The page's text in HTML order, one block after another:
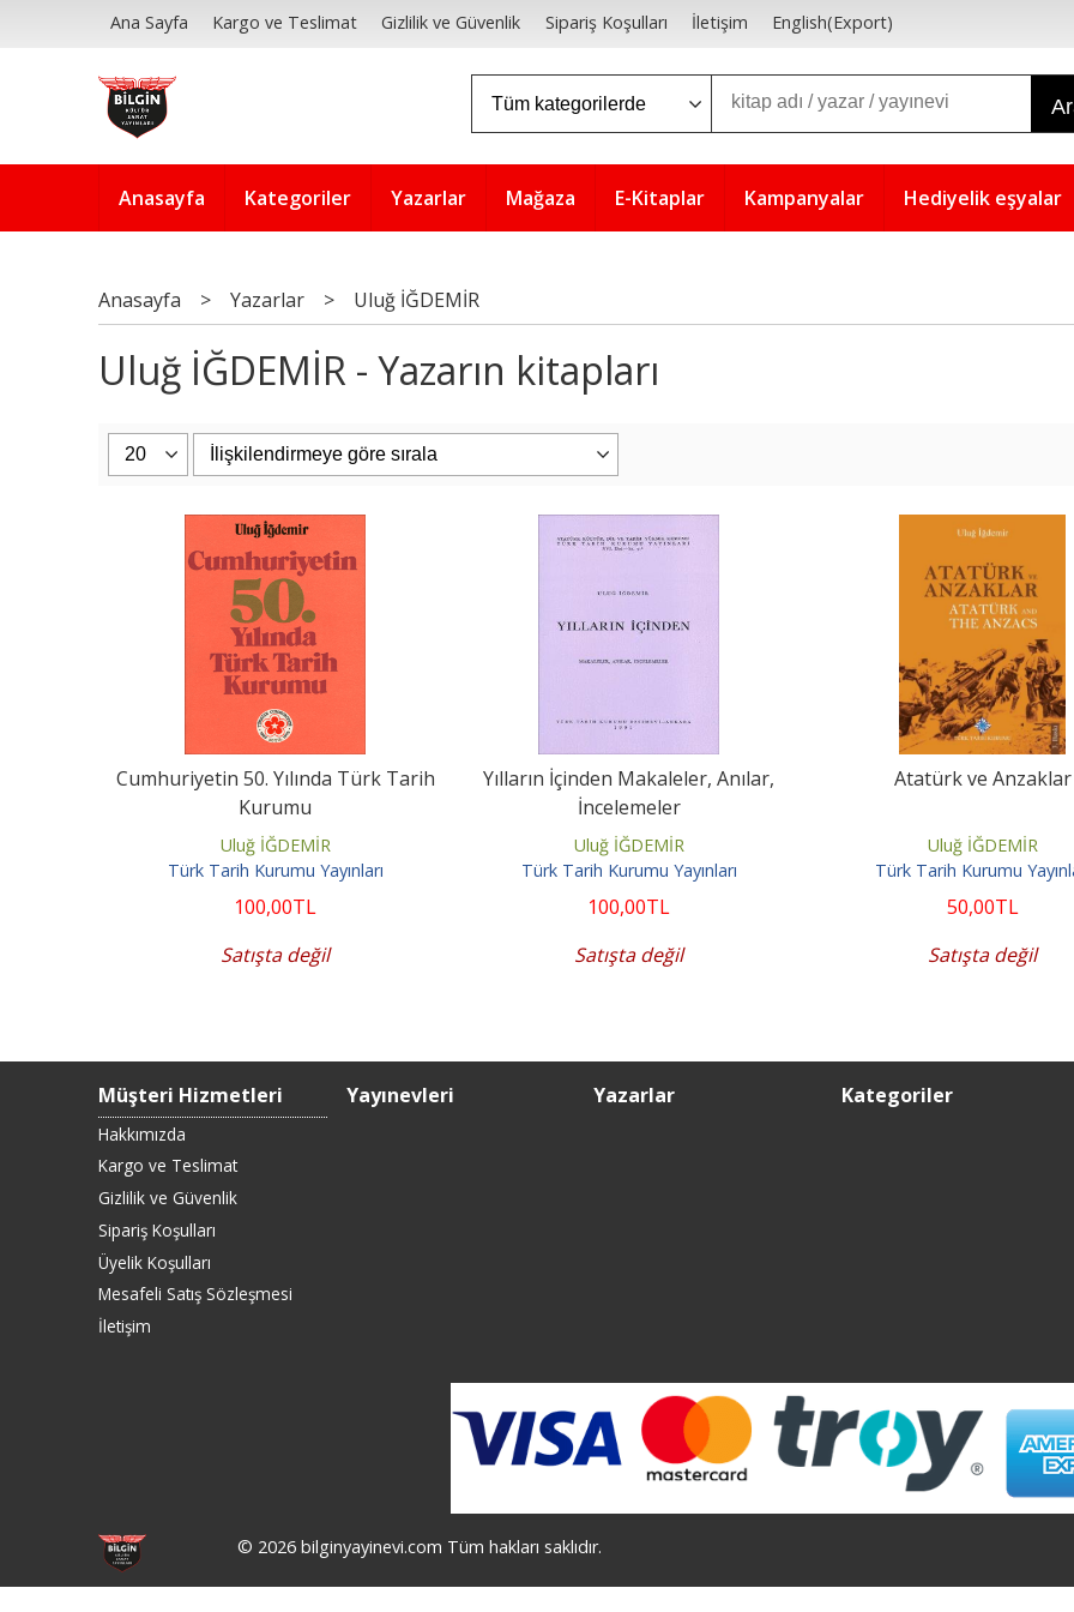
Ana Sayfa Kargo ve Teslimat Gizlilik ve Güvenlik Sipariş Koşulları İletişim English(Export)
Anasayfa Kategoriler Yazarlar Mağaza E-Kitaplar Kampanyalar Hediyelik eşyalar
Anasayfa > Yazarlar > Uluğ İĞDEMİR
Uluğ İĞDEMİR - Yazarın kitapları
Cumhuriyetin 50. Yılında Türk Tarih
Kurumu
Uluğ İĞDEMİR
Türk Tarih Kurumu Yayınları
100,00TL
Satışta değil
Yılların İçinden Makaleler, Anılar,
İncelemeler
Uluğ İĞDEMİR
Türk Tarih Kurumu Yayınları
100,00TL
Satışta değil
Atatürk ve Anzaklar
Uluğ İĞDEMİR
Türk Tarih Kurumu
50,00TL
Satışta değil
Müşteri Hizmetleri
Hakkımızda
Kargo ve Teslimat
Gizlilik ve Güvenlik
Sipariş Koşulları
Üyelik Koşulları
Mesafeli Satış Sözleşmesi
İletişim
Yayınevleri Yazarlar Kategoriler
© 2026 bilginyayinevi.com Tüm hakları saklıdır.